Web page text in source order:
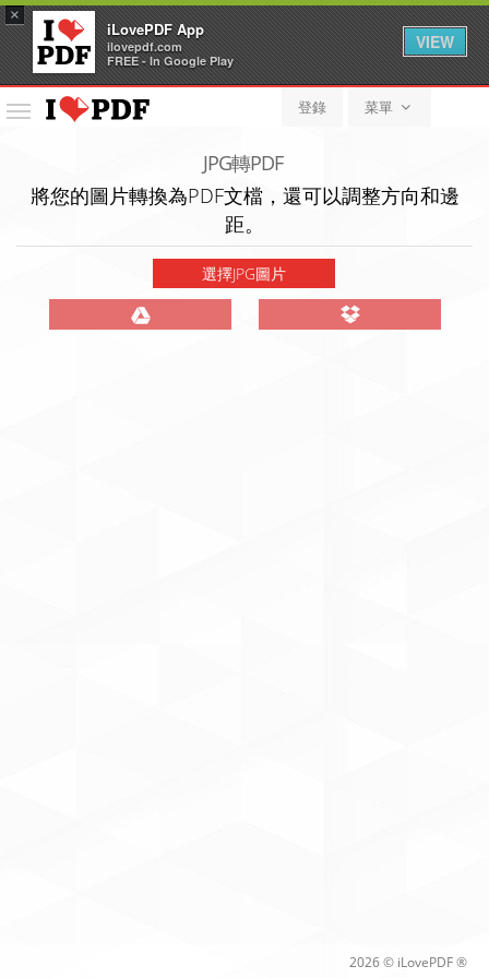
×
iLovePDF App
ilovepdf.com
FREE - In Google Play
VIEW
登錄 菜單
菜
JPG轉PDF
將您的圖片轉換為PDF文檔，還可以調整方向和邊
距。
選擇JPG圖片
2026 © iLovePDF ®